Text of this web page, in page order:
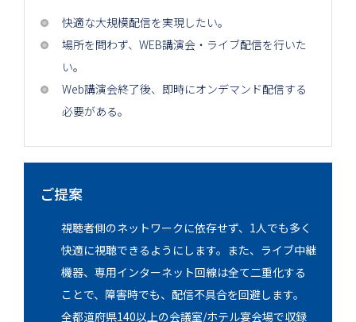
快適な大規模配信を実現したい。
場所を問わず、WEB講演会・ライブ配信を行いた
い。
Web講演会終了後、即時にオンデマンド配信する
必要がある。
ご提案
視聴者側のネットワークに依存せず、1人でも多く
快適に視聴できるようにします。また、ライブ中継
機器、専用インターネット回線は全て二重化する
ことで、障害時でも、配信不具合を回避します。
全都道府県140以上の会議室/ホテル宴会場で収録